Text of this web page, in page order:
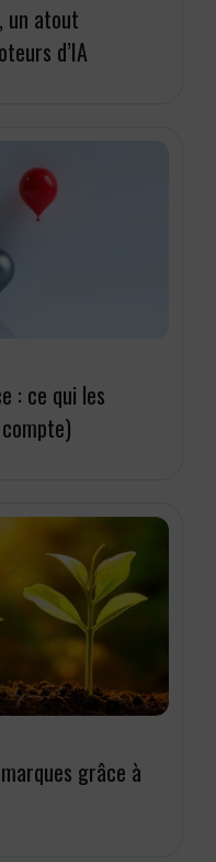
un atout
d’IA
: ce qui les
grâce à